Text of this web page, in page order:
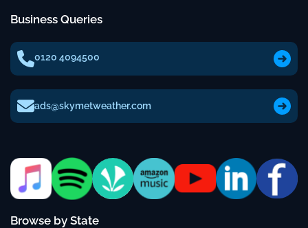
Business Queries
0120 4094500
ads@skymetweather.com
Browse by State